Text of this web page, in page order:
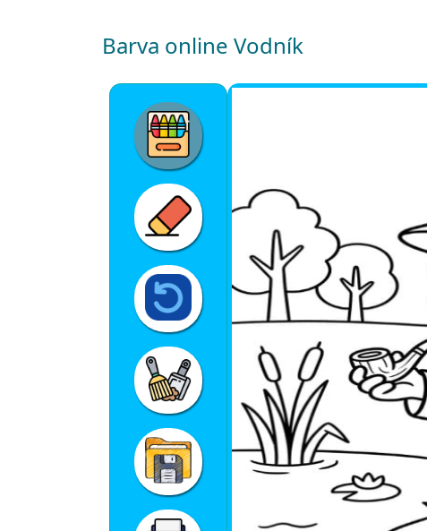
Barva online Vodník